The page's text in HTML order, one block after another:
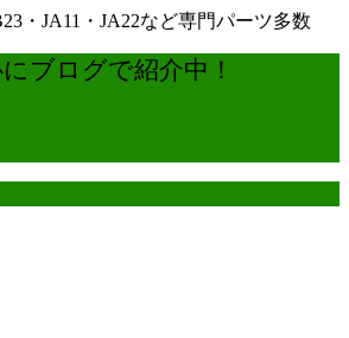
JA11・JA22など専門パーツ多数
ブログで紹介中！